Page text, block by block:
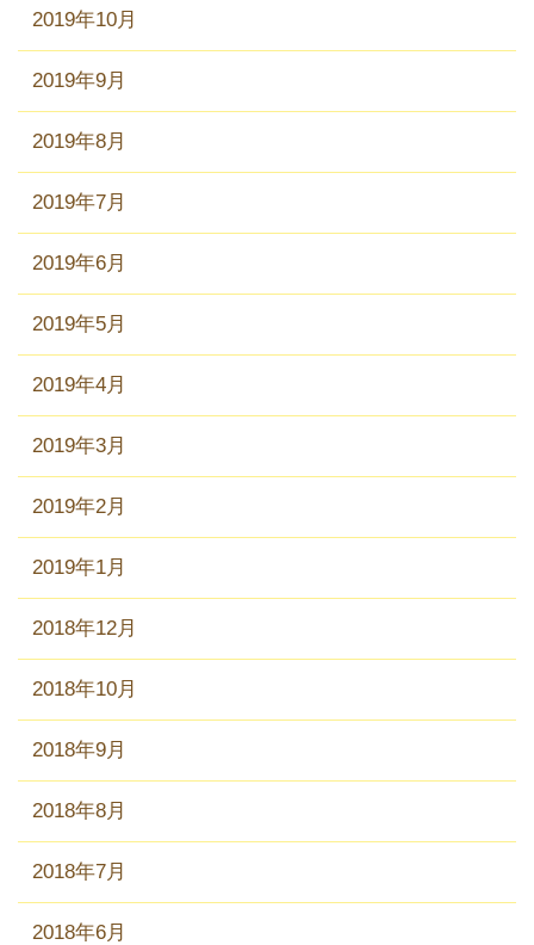
2019年10月
2019年9月
2019年8月
2019年7月
2019年6月
2019年5月
2019年4月
2019年3月
2019年2月
2019年1月
2018年12月
2018年10月
2018年9月
2018年8月
2018年7月
2018年6月